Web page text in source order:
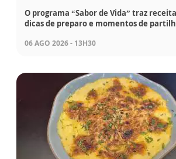
O programa “Sabor de Vida” traz
dicas de preparo e momentos de
06 AGO 2026 - 13H30